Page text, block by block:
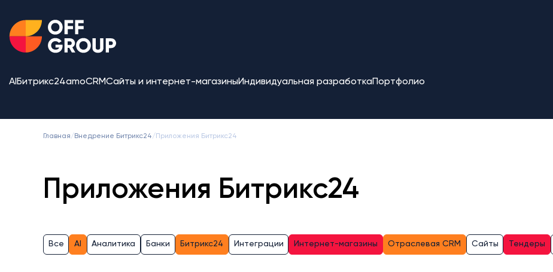
AI Битрикс24amoCRMСайты и интернет-магазиныИндивидуальная разработкаПортфолио
Главная/ Внедрение Битрикс24/ Приложения Битрикс24
Приложения Битрикс24
Все AI Аналитика Банки Битрикс24 Интеграции Интернет-магазины Отраслевая CRM Сайты Тендеры